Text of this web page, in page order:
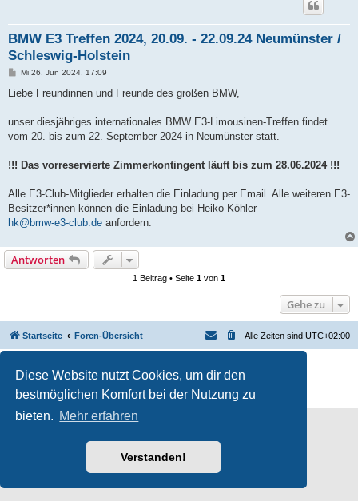
Diese Website nutzt Cookies, um dir den
bestmöglichen Komfort bei der Nutzung zu
bieten. Mehr erfahren
Verstanden!
BMW E3 Treffen 2024, 20.09. - 22.09.24 Neumünster /
Schleswig-Holstein
B
i
a
Mi 26. Jun 2024, 17:09
Liebe Freundinnen und Freunde des großen BMW,
unser diesjähriges internationales BMW E3-Limousinen-Treffen findet
vom 20. bis zum 22. September 2024 in Neumünster statt.
!!! Das vorreservierte Zimmerkontingent läuft bis zum 28.06.2024 !!!
Alle E3-Club-Mitglieder erhalten die Einladung per Email. Alle weiteren E3-
Besitzer*innen können die Einladung bei Heiko Köhler
hk@bmw-e3-club.de anfordern.
Antworten
1 Beitrag • Seite 1 von 1
Gehe zu
Startseite Foren-Übersicht Alle Zeiten sind UTC+02:00
Deutsche Übersetzung durchphpBB.de
Datenschutz|Nutzungsbedingungen